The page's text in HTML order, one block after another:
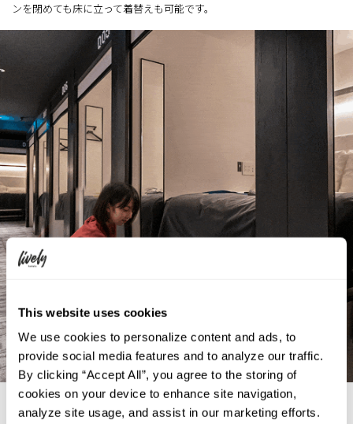
This website uses cookies
We use cookies to personalize content and ads, to
provide social media features and to analyze our traffic.
By clicking “Accept All”, you agree to the storing of
cookies on your device to enhance site navigation,
analyze site usage, and assist in our marketing efforts.
ンを閉めても床に立って着替えも可能です。
スーツケースが入る大きなキャビネット